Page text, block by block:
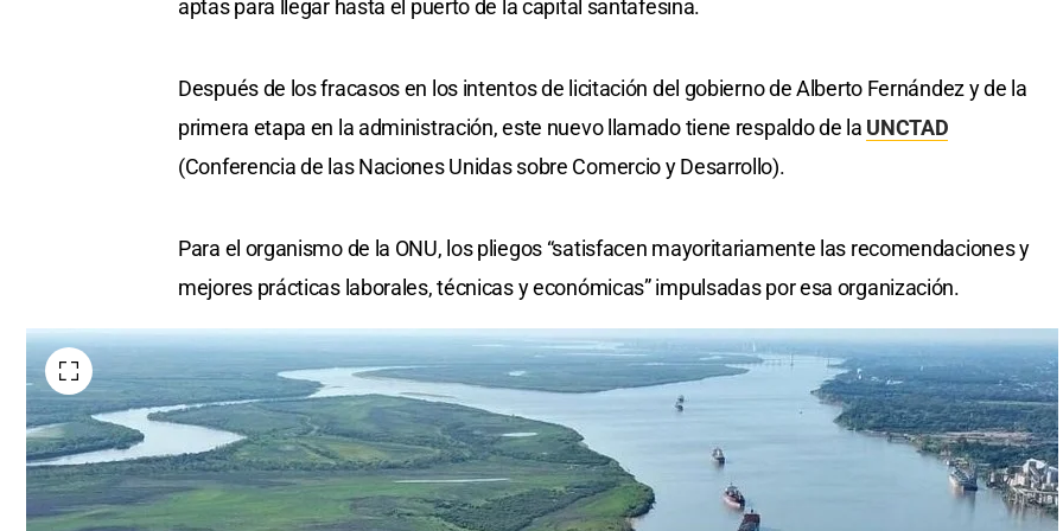
aptas para llegar hasta el puerto de la capital santafesina.
Después de los fracasos en los intentos de licitación del gobierno de Alberto Fernández y de la
primera etapa en la administración, este nuevo llamado tiene respaldo de la UNCTAD
(Conferencia de las Naciones Unidas sobre Comercio y Desarrollo).
Para el organismo de la ONU, los pliegos “satisfacen mayoritariamente las recomendaciones y
mejores prácticas laborales, técnicas y económicas” impulsadas por esa organización.